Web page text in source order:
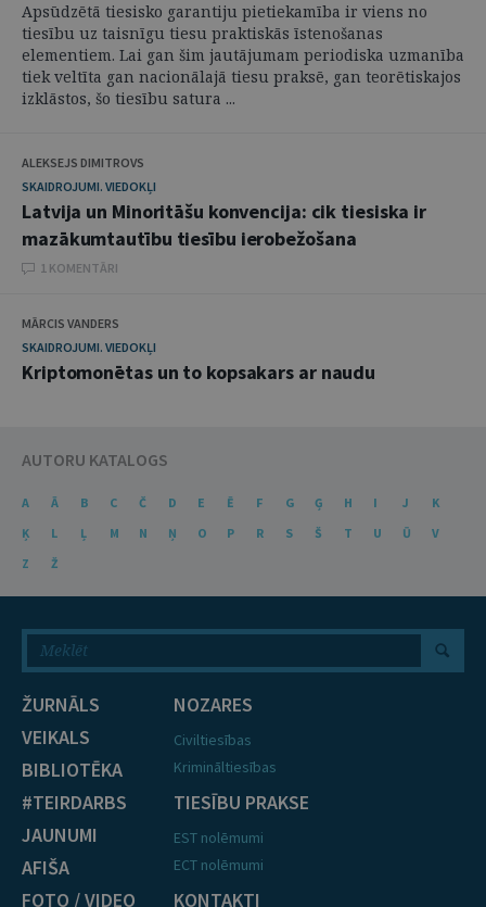
Apsūdzētā tiesisko garantiju pietiekamība ir viens no
tiesību uz taisnīgu tiesu praktiskās īstenošanas
elementiem. Lai gan šim jautājumam periodiska uzmanība
tiek veltīta gan nacionālajā tiesu praksē, gan teorētiskajos
izklāstos, šo tiesību satura ...
ALEKSEJS DIMITROVS
SKAIDROJUMI. VIEDOKĻI
Latvija un Minoritāšu konvencija: cik tiesiska ir
mazākumtautību tiesību ierobežošana
1 KOMENTĀRI
MĀRCIS VANDERS
SKAIDROJUMI. VIEDOKĻI
Kriptomonētas un to kopsakars ar naudu
AUTORU KATALOGS
A Ā B C Č D E Ē F G Ģ H I J
K
Ķ
L Ļ M N Ņ O P R S Š T U Ū
V
Z
Ž
ŽURNĀLS
VEIKALS
BIBLIOTĒKA
#TEIRDARBS
JAUNUMI
AFIŠA
FOTO / VIDEO
NOZARES
Civiltiesības
Krimināltiesības
TIESĪBU PRAKSE
EST nolēmumi
ECT nolēmumi
KONTAKTI